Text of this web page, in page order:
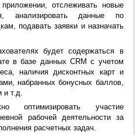
отслеживать новые
анализировать данные по
подавать заявки и назначать
будет содержаться в
в базе данных CRM с учетом
наличия дисконтных карт и
набранных бонусных баллов,
т.д.
оптимизировать участие
рабочей деятельности за
расчетных задач.